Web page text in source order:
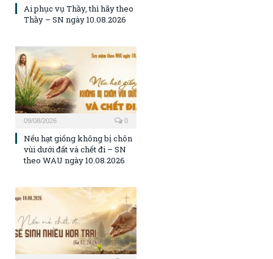
Ai phục vụ Thầy, thì hãy theo
Thầy – SN ngày 10.08.2026
09/08/2026 0
Nếu hạt giống không bị chôn
vùi dưới đất và chết đi – SN
theo WAU ngày 10.08.2026